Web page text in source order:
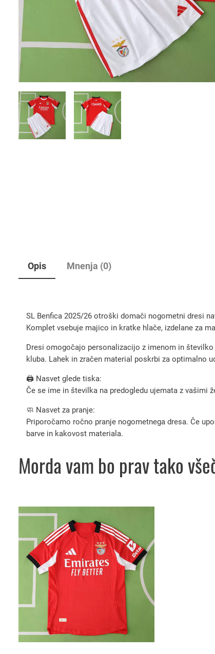
Opis Mnenja (0)
SL Benfica 2025/26 otroški domači nogometni dresi
Komplet vsebuje majico in kratke hlače, izdelane za
Dresi omogočajo personalizacijo z imenom in
kluba. Lahek in zračen material poskrbi za optimalno
🖨️ Nasvet glede tiska:
Če se ime in številka na predogledu ujemata z vašimi
🧼 Nasvet za pranje:
Priporočamo ročno pranje nogometnega dresa. Če
barve in kakovost materiala.
Morda vam bo prav tako
Ta
ima
več
različic.
Možnosti
izberete
strani